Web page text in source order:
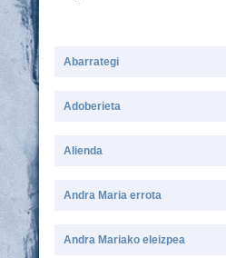
Abarrategi
Adoberieta
Alienda
Andra Maria errota
Andra Mariako eleizpea